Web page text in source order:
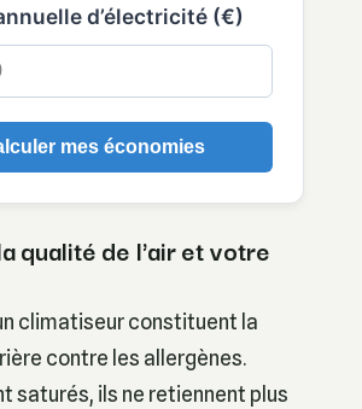
d’électricité (€)
mes économies
qualité de l'air et votre
climatiseur constituent la
contre les allergènes.
saturés, ils ne retiennent plus